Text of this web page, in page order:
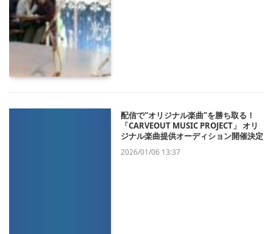
配信で“オリジナル楽曲”を勝ち取る！
「CARVEOUT MUSIC PROJECT」 オリ
ジナル楽曲提供オーディション開催決定
2026/01/06 13:37